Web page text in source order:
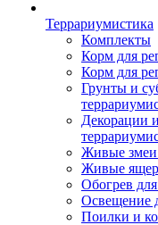
Террариумистика
Комплекты
Корм для
Корм для
Грунты и
Декорации
Живые змеи
Живые
Обогрев
Освещение
Поилки и